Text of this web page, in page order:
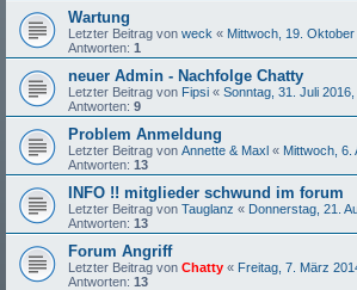
Wartung
Letzter Beitrag von weck « Mittwoch, 19.
Antworten: 1
neuer Admin - Nachfolge Chatty
Letzter Beitrag von Fipsi « Sonntag, 31. Juli
Antworten: 9
Problem Anmeldung
Letzter Beitrag von Annette & Maxl « Mittwoch, 6.
Antworten: 13
INFO !! mitglieder schwund im forum
Letzter Beitrag von Tauglanz « Donnerstag, 21.
Antworten: 13
Forum Angriff
Letzter Beitrag von Chatty « Freitag, 7. März
Antworten: 13